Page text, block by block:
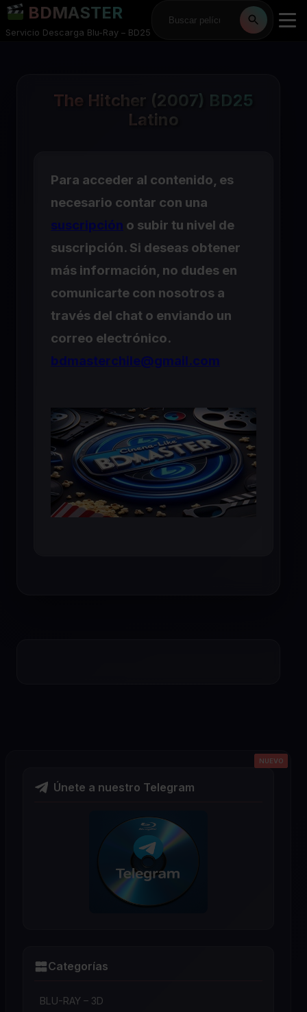
BDMASTER
Servicio Descarga Blu-Ray – BD25
The Hitcher (2007) BD25
Latino
Para acceder al contenido, es
necesario contar con una
suscripción o subir tu nivel de
suscripción. Si deseas obtener
más información, no dudes en
comunicarte con nosotros a
través del chat o enviando un
correo electrónico.
bdmasterchile@gmail.com
Únete a nuestro Telegram
Categorías
BLU-RAY – 3D
NUEVO
NUEVO
NUEVO
NUEVO
NUEVO